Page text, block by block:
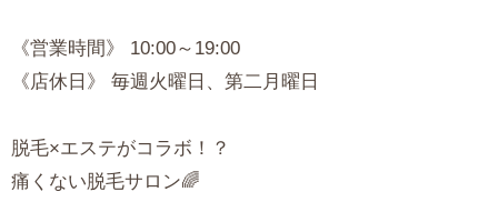
《営業時間》 10:00～19:00
《店休日》 毎週火曜日、第二月曜日
脱毛×エステがコラボ！？
痛くない脱毛サロン🌈